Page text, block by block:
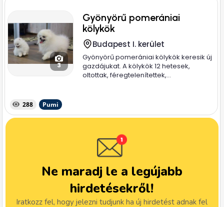
3
Gyönyörű pomerániai
kölykök
Budapest I. kerület
Gyönyörű pomerániai kölykök keresik új
gazdájukat. A kölykök 12 hetesek,
oltottak, féregtelenítettek,...
288 Pumi
Ne maradj le a legújabb
hirdetésekről!
Iratkozz fel, hogy jelezni tudjunk ha új hirdetést adnak fel